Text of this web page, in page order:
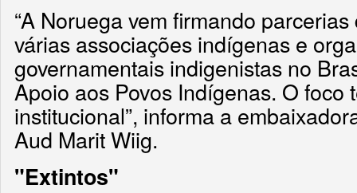
“A Noruega vem firmando
várias associações indígenas e
governamentais indigenistas no
Apoio aos Povos Indígenas. O foco
institucional”, informa a
Aud Marit Wiig.
"Extintos"